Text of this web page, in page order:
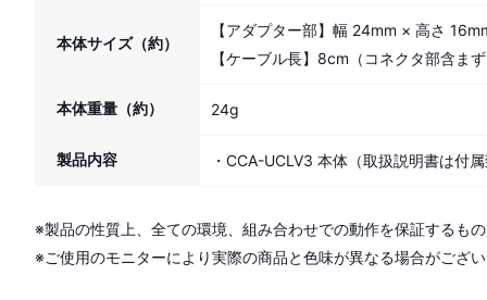
本体サイズ（約）
【アダプター部】幅 24mm × 高さ
【ケーブル長】8cm（コネクタ部含ま
本体重量（約） 24g
製品内容 ・CCA-UCLV3 本体（取扱説明書は付
※製品の性質上、全ての環境、組み合わせでの動作を保証するも
※ご使用のモニターにより実際の商品と色味が異なる場合がござ